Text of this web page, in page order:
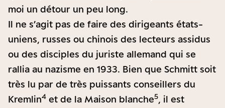
moi un détour un peu long.
Il ne s’agit pas de faire des dirigeants états-
uniens, russes ou chinois des lecteurs assidus
ou des disciples du juriste allemand qui se
rallia au nazisme en 1933. Bien que Schmitt soit
très lu par de très puissants conseillers du
Kremlin4 et de la Maison blanche5, il est